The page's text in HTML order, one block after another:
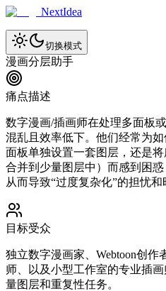
NextIdea
切换模式
漫画分层助手
痛点描述
数字漫画/插画师在处理多面板
混乱且效率低下。他们经常为
面板单独设置一套图层，还是
合并到少量图层中）而感到困
从而导致“过度复杂化”的担忧和
目标受众
独立数字漫画家、Webtoon创
师、以及小型工作室的专业插
量图层和重复性任务。